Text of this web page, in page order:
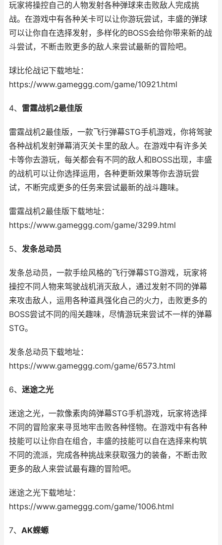
玩家将操控自己的人物发射各种弹球来击败敌人完成挑
战。在游戏中有各种关卡可以让你游玩尝试，丰盛的弹球
可以让你自在选择发射，多样化的BOSS会给你带来新的战
斗尝试，不断击败更多的敌人来尝试最新的冒险吧。
球比伦战记下载地址：
https://www.gameggg.com/game/10921.html
4、 雷霆战机2最佳版
雷霆战机2最佳版，一款飞行弹幕STG手机游戏，你将驾驶
各种战机发射弹幕消灭关卡里的敌人。在游戏中有许多关
卡等你去游玩，每关都会有不同的敌人和BOSS出现，丰盛
的战机可以让你选择运用，各种更新效果等你去游玩尝
试，不断完成更多的任务来尝试最新的战斗趣味。
雷霆战机2最佳版下载地址：
https://www.gameggg.com/game/3299.html
5、 发条总动员
发条总动员，一款手绘风格的飞行弹幕STG游戏，玩家将
操控不同人物来驾驶战机消灭敌人，通过发射不同的弹幕
来攻击敌人，运用各种道具强化自己的火力，击败更多的
BOSS尝试不同的闯关趣味，尽情游玩来尝试不一样的弹幕
STG。
发条总动员下载地址：
https://www.gameggg.com/game/6573.html
6、 迷途之光
迷途之光，一款像素肉鸽弹幕STG手机游戏，玩家将选择
不同的冒险家来寻觅地牢击败各种怪物。在游戏中有各种
技能可以让你自在组合，丰盛的技能可以自在选择来构筑
不同的流派，完成各种挑战来获取强力的装备，不断击败
更多的敌人来尝试最有趣的冒险吧。
迷途之光下载地址：
https://www.gameggg.com/game/1006.html
7、 AK蝾螈